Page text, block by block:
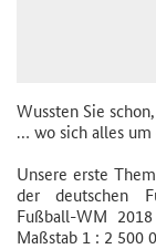
Wussten Sie
… wo sich alles um
Unsere erste
der deutschen
Fußball-WM
Maßstab 1 : 2 500